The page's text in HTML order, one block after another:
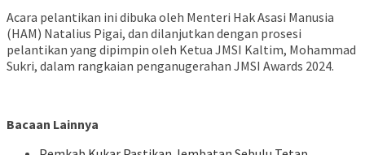
Acara pelantikan ini dibuka oleh Menteri Hak Asasi Manusia
(HAM) Natalius Pigai, dan dilanjutkan dengan prosesi
pelantikan yang dipimpin oleh Ketua JMSI Kaltim, Mohammad
Sukri, dalam rangkaian penganugerahan JMSI Awards 2024.
Bacaan Lainnya